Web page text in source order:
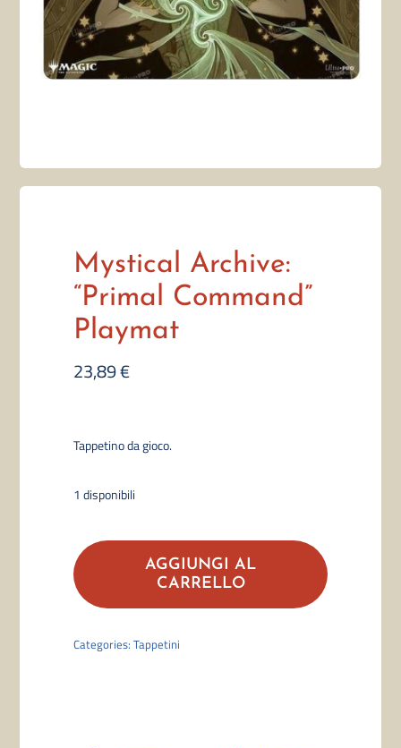
Mystical Archive:
“Primal Command”
Playmat
23,89€
Tappetino da gioco.
1 disponibili
Archive:
"Primal
Command"
AGGIUNGI AL
CARRELLO
Categories:Tappetini